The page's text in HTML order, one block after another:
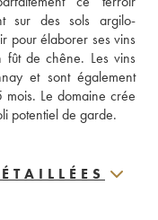
sur des sols argilo-
pour élaborer ses vins
de chêne. Les vins
et sont également
Le domaine crée
potentiel de garde.